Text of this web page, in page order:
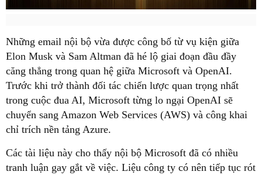
Những email nội bộ vừa được công bố từ vụ kiện giữa
Elon Musk và Sam Altman đã hé lộ giai đoạn đầu đầy
căng thẳng trong quan hệ giữa Microsoft và OpenAI.
Trước khi trở thành đối tác chiến lược quan trọng nhất
trong cuộc đua AI, Microsoft từng lo ngại OpenAI sẽ
chuyển sang Amazon Web Services (AWS) và công khai
chỉ trích nền tảng Azure.
Các tài liệu này cho thấy nội bộ Microsoft đã có nhiều
tranh luận gay gắt về việc. Liệu công ty có nên tiếp tục rót